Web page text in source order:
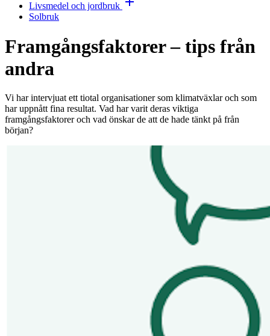
Livsmedel och jordbruk
Solbruk
Framgångsfaktorer – tips från
andra
Vi har intervjuat ett tiotal organisationer som klimatväxlar och som
har uppnått fina resultat. Vad har varit deras viktiga
framgångsfaktorer och vad önskar de att de hade tänkt på från
början?